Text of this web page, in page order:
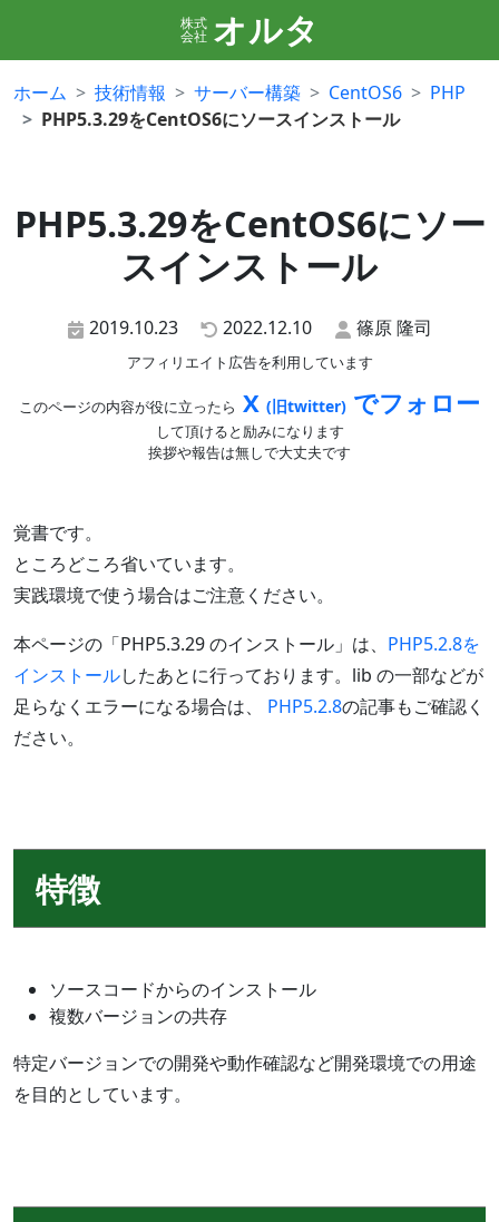
株式
会社 オルタ
ホーム 技術情報 サーバー構築 CentOS6
PHP
PHP5.3.29をCentOS6にソースインストール
PHP5.3.29をCentOS6にソー
スインストール
2019.10.23 2022.12.10 篠原 隆司
アフィリエイト広告を利用しています
このページの内容が役に立ったら X (旧twitter) でフォロー
して頂けると励みになります
挨拶や報告は無しで大丈夫です
覚書です。
ところどころ省いています。
実践環境で使う場合はご注意ください。
本ページの「PHP5.3.29 のインストール」は、 PHP5.2.8を
インストールしたあとに行っております。lib の一部などが
足らなくエラーになる場合は、 PHP5.2.8の記事もご確認く
ださい。
特徴
ソースコードからのインストール
複数バージョンの共存
特定バージョンでの開発や動作確認など開発環境での用途
を目的としています。